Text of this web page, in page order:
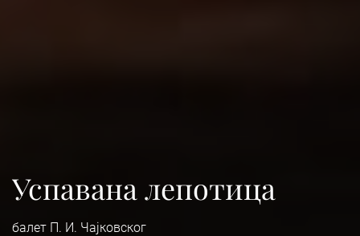
Успавана лепотица
балет П. И. Чајковског